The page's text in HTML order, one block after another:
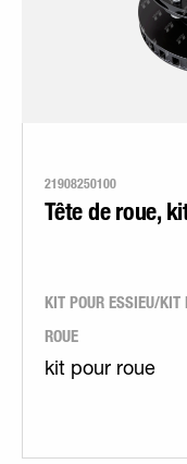
21908250100
Tête de roue,
KIT POUR ESSIEU/KIT
ROUE
kit pour roue